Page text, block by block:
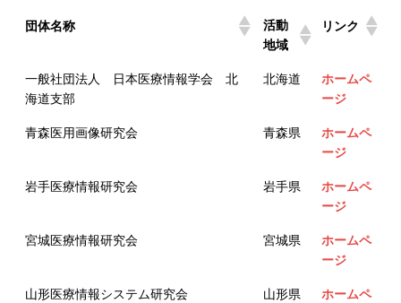
団体名称
活動
地域
リンク
一般社団法人 日本医療情報学会 北
海道支部
北海道
ホームペ
ージ
青森医用画像研究会
青森県
ホームペ
ージ
岩手医療情報研究会
岩手県
ホームペ
ージ
宮城医療情報研究会
宮城県
ホームペ
ージ
山形医療情報システム研究会
山形県
ホームペ